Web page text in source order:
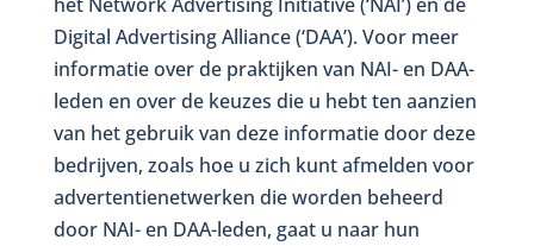
Digital Advertising Alliance (‘DAA’). Voor meer
informatie over de praktijken van NAI- en DAA-
leden en over de keuzes die u hebt ten aanzien
van het gebruik van deze informatie door deze
bedrijven, zoals hoe u zich kunt afmelden voor
advertentienetwerken die worden beheerd
door NAI- en DAA-leden, gaat u naar hun